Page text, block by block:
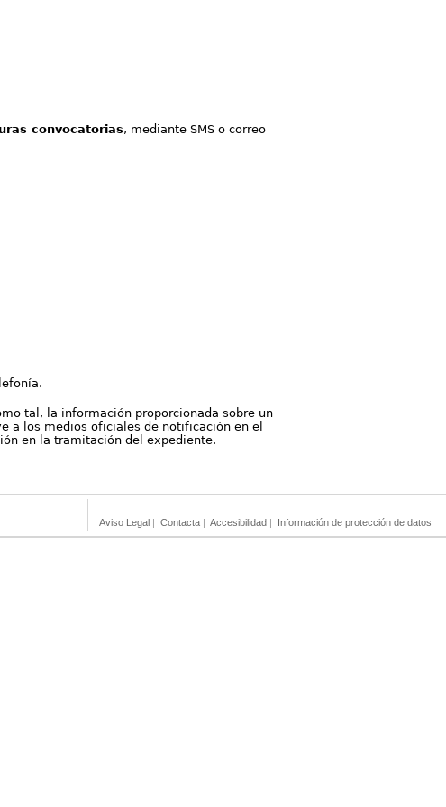
convocatorias, mediante SMS o correo
tal, la información proporcionada sobre un
a los medios oficiales de notificación en el
en la tramitación del expediente.
Aviso Legal | Contacta | Accesibilidad | Información de protección de datos